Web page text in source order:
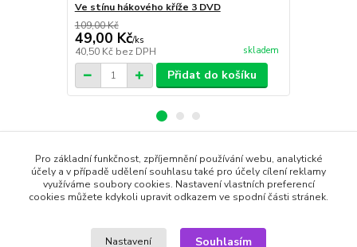
Ve stínu hákového kříže 3 DVD
109,00 Kč
49,00 Kč/ks
40,50 Kč bez DPH skladem
Přidat do košíku
Zboží zařazeno v kategoriích
DVD filmy
Dobrodružné
Pro základní funkčnost, zpříjemnění používání webu, analytické
účely a v případě udělení souhlasu také pro účely cílení reklamy
využíváme soubory cookies. Nastavení vlastních preferencí
cookies můžete kdykoli upravit odkazem ve spodní části stránek.
Nastavení Souhlasím